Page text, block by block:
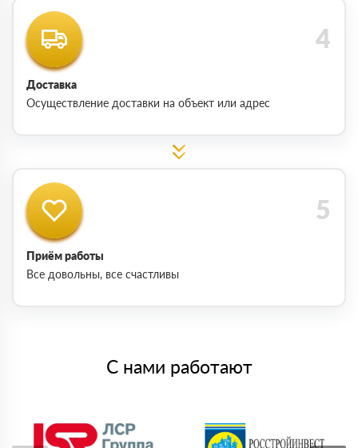
Доставка
Осуществление доставки на объект или адрес
Приём работы
Все довольны, все счастливы
С нами работают